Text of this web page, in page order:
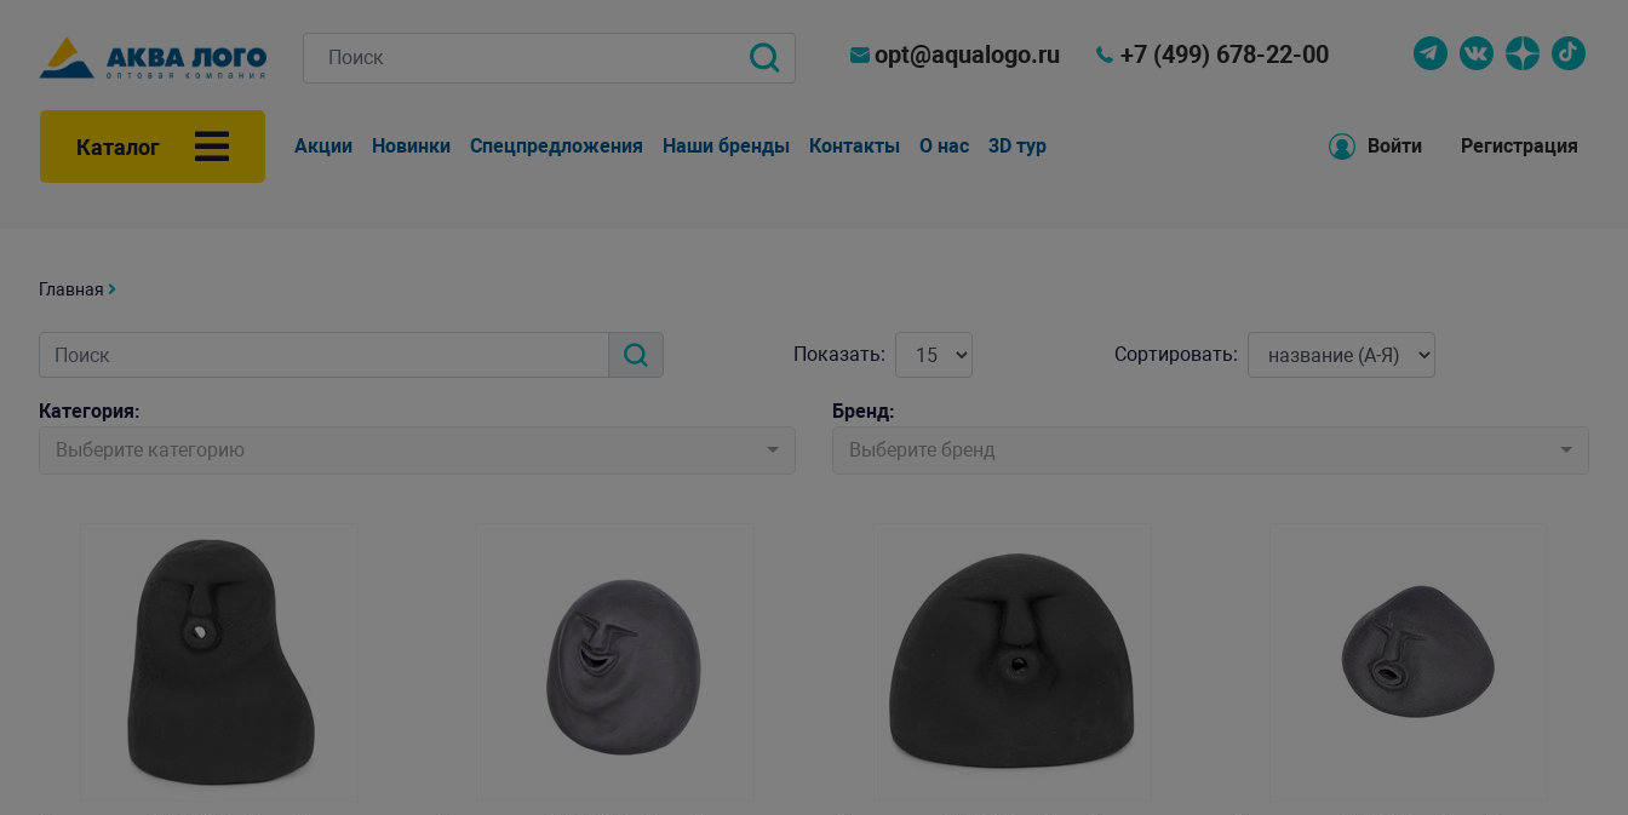
opt@aqualogo.ru +7 (499) 678-22-00
Каталог Акции Новинки Спецпредложения Наши бренды Контакты О нас 3D тур Войти Регистрация
Главная
Показать: Сортировать:
Категория:
Выберите категорию
Бренд:
Выберите бренд